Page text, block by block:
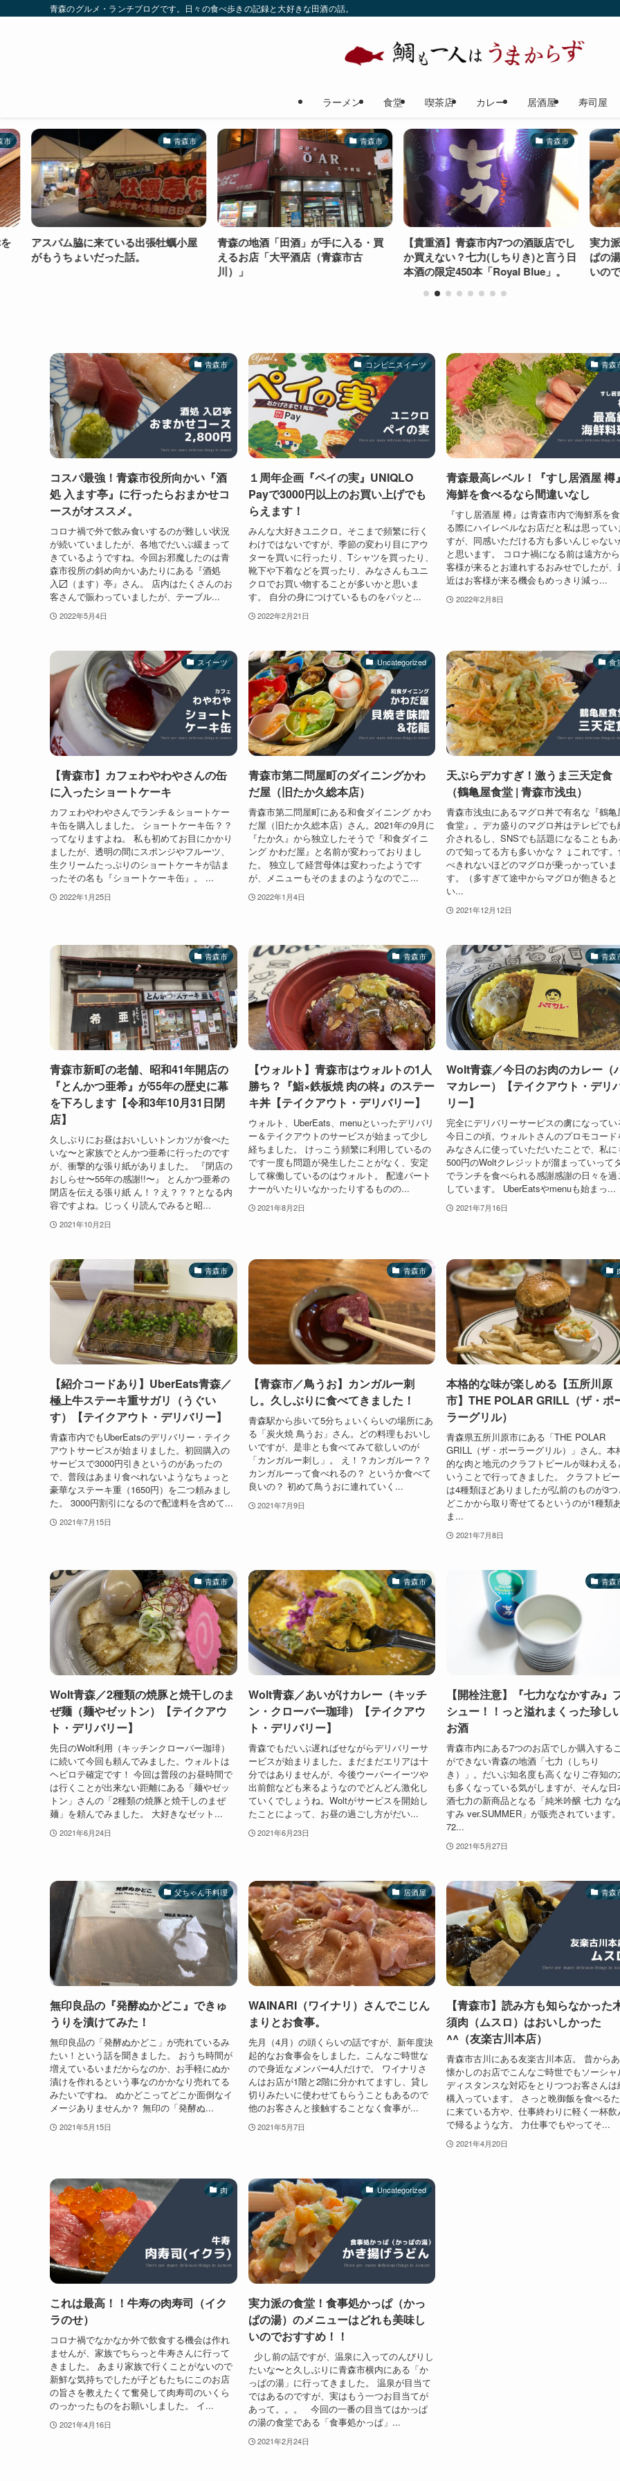
青森のグルメ・ランチブログです。日々の食べ歩きの記録と大好きな田酒の話。
ラーメン 食堂 喫茶店 カレー 居酒屋 寿司屋
青森市
アスパム脇に来ている出張牡蠣小屋
がもうちょいだった話。
青森市
青森の地酒「田酒」が手に入る・買
えるお店「大平酒店（青森市古
川）」
青森市
【貴重酒】青森市内7つの酒販店でし
か買えない？七力(しちりき)と言う日
本酒の限定450本「Royal Blue」。
実力派の食
ぱの湯）の
いのでお
青森市
コスパ最強！青森市役所向かい『酒
処 入ます亭』に行ったらおまかせコ
ースがオススメ。
コロナ禍で外で飲み食いするのが難しい状況
が続いていましたが、各地でだいぶ緩まって
きているようですね。今回お邪魔したのは青
森市役所の斜め向かいあたりにある『酒処
入〼（ます）亭』さん。 店内はたくさんのお
客さんで賑わっていましたが、テーブル...
2022年5月4日
コンビニスイーツ
１周年企画『ペイの実』UNIQLO
Payで3000円以上のお買い上げでも
らえます！
みんな大好きユニクロ。そこまで頻繁に行く
わけではないですが、季節の変わり目にアウ
ターを買いに行ったり、Tシャツを買ったり、
靴下や下着などを買ったり、みなさんもユニ
クロでお買い物することが多いかと思いま
す。 自分の身につけているものをパッと...
2022年2月21日
青森
青森最高レベル！『すし居酒屋 樽』
海鮮を食べるなら間違いなし
『すし居酒屋 樽』は青森市内で海鮮系を
る際にハイレベルなお店だと私は思ってい
すが、同感いただける方も多いんじゃない
と思います。 コロナ禍になる前は遠方か
客様が来るとお連れするおみせでしたが、
近はお客様が来る機会もめっきり減っ...
2022年2月8日
スイーツ
【青森市】カフェわやわやさんの缶
に入ったショートケーキ
カフェわやわやさんでランチ＆ショートケー
キ缶を購入しました。 ショートケーキ缶？？
ってなりますよね。 私も初めてお目にかかり
ましたが、透明の間にスポンジやフルーツ、
生クリームたっぷりのショートケーキが詰ま
ったその名も『ショートケーキ缶』。 ...
2022年1月25日
Uncategorized
青森市第二問屋町のダイニングかわ
だ屋（旧たか久総本店）
青森市第二問屋町にある和食ダイニング かわ
だ屋（旧たか久総本店）さん。2021年の9月に
『たか久』から独立したそうで『和食ダイニ
ング かわだ屋』と名前が変わっておりまし
た。 独立して経営母体は変わったようです
が、メニューもそのままのようなのでこ...
2022年1月4日
食
天ぷらデカすぎ！激うま三天定食
（鶴亀屋食堂 | 青森市浅虫）
青森市浅虫にあるマグロ丼で有名な『鶴亀
食堂』。デカ盛りのマグロ丼はテレビでも
介されるし、SNSでも話題になることもあ
ので知ってる方も多いかな？ ↓これです。
べきれないほどのマグロが乗っかっていま
す。（多すぎて途中からマグロが飽きると
い...
2021年12月12日
青森市
青森市新町の老舗、昭和41年開店の
『とんかつ亜希』が55年の歴史に幕
を下ろします【令和3年10月31日閉
店】
久しぶりにお昼はおいしいトンカツが食べた
いな〜と家族でとんかつ亜希に行ったのです
が、衝撃的な張り紙がありました。 『閉店の
おしらせ〜55年の感謝!!〜』 とんかつ亜希の
閉店を伝える張り紙 ん！？え？？？となる内
容ですよね。じっくり読んでみると昭...
2021年10月2日
青森市
【ウォルト】青森市はウォルトの1人
勝ち？『鮨×鉄板焼 肉の柊』のステー
キ丼【テイクアウト・デリバリー】
ウォルト、UberEats、menuといったデリバリ
ー＆テイクアウトのサービスが始まって少し
経ちました。 けっこう頻繁に利用しているの
です一度も問題が発生したことがなく、安定
して稼働しているのはウォルト。 配達パート
ナーがいたりいなかったりするものの...
2021年8月2日
青森
Wolt青森／今日のお肉のカレー（
マカレー）【テイクアウト・デリ
リー】
完全にデリバリーサービスの虜になってい
今日この頃。ウォルトさんのプロモコード
みなさんに使っていただいたことで、私に
500円のWoltクレジットが溜まっていって
でランチを食べられる感謝感謝の日々を過
しています。 UberEatsやmenuも始まっ...
2021年7月16日
青森市
【紹介コードあり】UberEats青森／
極上牛ステーキ重サガリ（うぐい
す）【テイクアウト・デリバリー】
青森市内でもUberEatsのデリバリー・テイク
アウトサービスが始まりました。初回購入の
サービスで3000円引きというのがあったの
で、普段はあまり食べれないようなちょっと
豪華なステーキ重（1650円）を二つ頼みまし
た。 3000円割引になるので配達料を含めて...
2021年7月15日
青森市
【青森市／鳥うお】カンガルー刺
し。久しぶりに食べてきました！
青森駅から歩いて5分ちょいくらいの場所にあ
る「炭火焼 鳥うお」さん。どの料理もおいし
いですが、是非とも食べてみて欲しいのが
「カンガルー刺し」。 え！？カンガルー？？
カンガルーって食べれるの？ というか食べて
良いの？ 初めて鳥うおに連れていく...
2021年7月9日
本格的な味が楽しめる【五所川原
市】THE POLAR GRILL（ザ・ポ
ラーグリル）
青森県五所川原市にある「THE POLAR
GRILL（ザ・ポーラーグリル）」さん。本
的な肉と地元のクラフトビールが味わえる
いうことで行ってきました。 クラフトビ
は4種類ほどありましたが弘前のものが3つ
どこかから取り寄せてるというのが1種類
ま...
2021年7月8日
青森市
Wolt青森／2種類の焼豚と焼干しのま
ぜ麺（麺やゼットン）【テイクアウ
ト・デリバリー】
先日のWolt利用（キッチンクローバー珈琲）
に続いて今回も頼んでみました。ウォルトは
ヘビロテ確定です！ 今回は普段のお昼時間で
は行くことが出来ない距離にある「麺やゼッ
トン」さんの「2種類の焼豚と焼干しのまぜ
麺」を頼んでみました。 大好きなゼット...
2021年6月24日
青森市
Wolt青森／あいがけカレー（キッチ
ン・クローバー珈琲）【テイクアウ
ト・デリバリー】
青森でもだいぶ遅ればせながらデリバリーサ
ービスが始まりました。まだまだエリアは十
分ではありませんが、今後ウーバーイーツや
出前館なども来るようなのでどんどん激化し
ていくでしょうね。Woltがサービスを開始し
たことによって、お昼の過ごし方がだい...
2021年6月23日
青森
【開栓注意】『七力ななかすみ』
シュー！！っと溢れまくった珍し
お酒
青森市内にある7つのお店でしか購入する
ができない青森の地酒「七力（しちり
き）」。だいぶ知名度も高くなりご存知の
も多くなっている気がしますが、そんな日
酒七力の新商品となる「純米吟醸 七力 な
すみ ver.SUMMER」が販売されています。
72...
2021年5月27日
父ちゃん手料理
無印良品の『発酵ぬかどこ』できゅ
うりを漬けてみた！
無印良品の「発酵ぬかどこ」が売れているみ
たい！という話を聞きました。 おうち時間が
増えているいまだからなのか、お手軽にぬか
漬けを作れるという事なのかかなり売れてる
みたいですね。 ぬかどこってどこか面倒なイ
メージありませんか？ 無印の「発酵ぬ...
2021年5月15日
居酒屋
WAINARI（ワイナリ）さんでこじん
まりとお食事。
先月（4月）の頭くらいの話ですが、新年度決
起的なお食事会をしました。こんなご時世な
ので身近なメンバー4人だけで。 ワイナリさ
んはお店が1階と2階に分かれてますし、貸し
切りみたいに使わせてもらうこともあるので
他のお客さんと接触することなく食事が...
2021年5月7日
青森
【青森市】読み方も知らなかった
須肉（ムスロ）はおいしかった
^^（友楽古川本店）
青森市古川にある友楽古川本店。 昔から
懐かしのお店でこんなご時世でもソーシャ
ディスタンスな対応をとりつつお客さんは
構入っています。 さっと晩御飯を食べる
に来ている方や、仕事終わりに軽く一杯飲
で帰るような方。 力仕事でもやってそ...
2021年4月20日
肉
これは最高！！牛寿の肉寿司（イク
ラのせ）
コロナ禍でなかなか外で飲食する機会は作れ
ませんが、家族でちらっと牛寿さんに行って
きました。 あまり家族で行くことがないので
新鮮な気持ちでしたが子どもたちにこのお店
の旨さを教えたくて奮発して肉寿司のいくら
のっかったものをお願いしました。 イ...
2021年4月16日
Uncategorized
実力派の食堂！食事処かっぱ（かっ
ぱの湯）のメニューはどれも美味し
いのでおすすめ！！
少し前の話ですが、温泉に入ってのんびりし
たいな〜と久しぶりに青森市横内にある「か
っぱの湯」に行ってきました。 温泉が目当て
ではあるのですが、実はもう一つお目当てが
あって。。。 今回の一番の目当てはかっぱ
の湯の食堂である「食事処かっぱ」...
2021年2月24日